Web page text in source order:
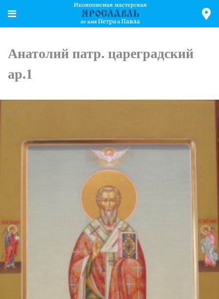
Анатолий патр. цареградский
ар.1